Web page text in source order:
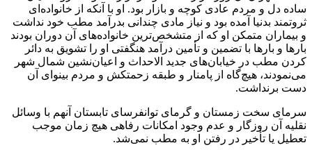
ساده دل و مردم عادى كوچه و بازار بود. او با آنكه از خانواده‌اى
ثروتمند بدنيا آمده بود و نياز مادى چندانى بدرآمد مطب خود نداشت
و بيماران متمكن او كه از متشخص‌ترين خانواده‌هاى آن دوران بودند
بارها و بارها با تضمين و تأمين درآمد هنگفتى او را تشويق به دائر
كردن مطب در خيابان‌هاى جديد الاحداث و اعيان‌نشين شمال شهر
مى‌نمودند، هيچ‌گاه از پامنار و طبقه زحمتكش و مردم بينواى آن
دست برنداشت.
سرماى سخت زمستان و گرماى توانفرساى تابستان آنهم با وسائل
نقليه آن روزگار و عدم وجود امكانات رفاهى هيچ زمان موجب
تعطيل يا تأخير در رفتن او به مطب نمى‌شد.